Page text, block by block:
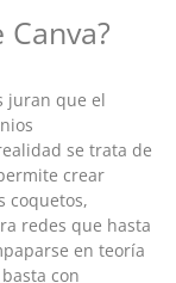
juran que el
se trata de
crear
coquetos,
redes que hasta
en teoría
con